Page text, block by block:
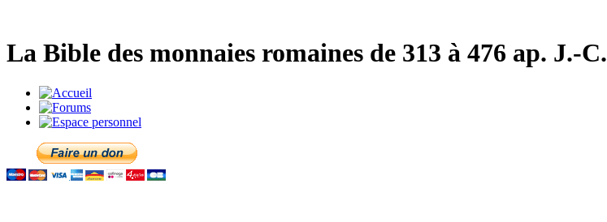
La Bible des monnaies romaines de 313 à 476 ap. J.-C.